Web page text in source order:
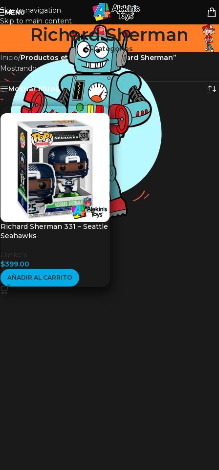
Skip to navigation
Skip to main content
MENU
Richard Sherman
Categorías
Inicio/Productos etiquetados “Richard Sherman”
Mostrando el único resultado
Mostrar filtros
Richard Sherman 331 – Seattle
Seahawks
Funko's
$399.00
AÑADIR AL CARRITO